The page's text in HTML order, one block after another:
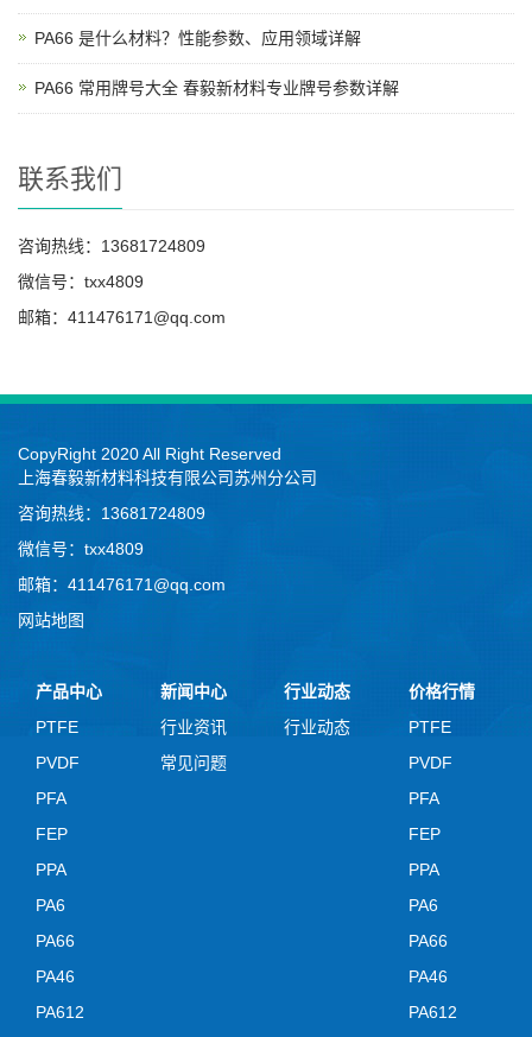
PA66 是什么材料？性能参数、应用领域详解
PA66 常用牌号大全 春毅新材料专业牌号参数详解
联系我们
咨询热线：13681724809
微信号：txx4809
邮箱：411476171@qq.com
CopyRight 2020 All Right Reserved
上海春毅新材料科技有限公司苏州分公司
咨询热线：13681724809
微信号：txx4809
邮箱：411476171@qq.com
网站地图
产品中心
PTFE
PVDF
PFA
FEP
PPA
PA6
PA66
PA46
PA612
新闻中心
行业资讯
常见问题
行业动态
行业动态
价格行情
PTFE
PVDF
PFA
FEP
PPA
PA6
PA66
PA46
PA612